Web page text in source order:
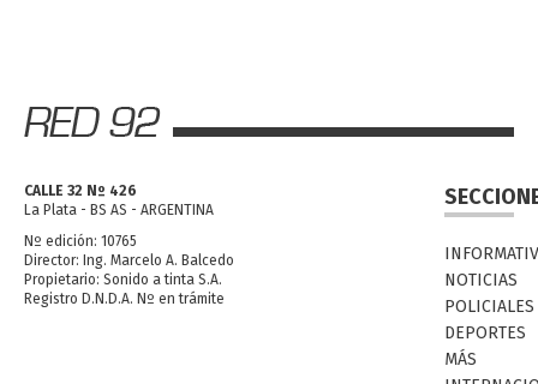
CALLE 32 Nº 426
La Plata - BS AS - ARGENTINA
Nº edición: 10765
Director: Ing. Marcelo A. Balcedo
Propietario: Sonido a tinta S.A.
Registro D.N.D.A. Nº en trámite
NOTICIAS
POLICIALES
DEPORTES
MÁS